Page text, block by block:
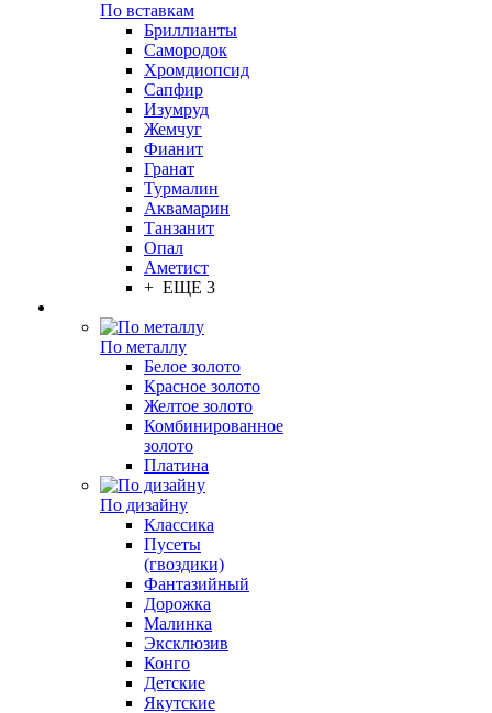
По вставкам
Бриллианты
Самородок
Хромдиопсид
Сапфир
Изумруд
Жемчуг
Фианит
Гранат
Турмалин
Аквамарин
Танзанит
Опал
Аметист
+ ЕЩЕ 3
По металлу
Белое золото
Красное золото
Желтое золото
Комбинированное
золото
Платина
По дизайну
Классика
Пусеты
(гвоздики)
Фантазийный
Дорожка
Малинка
Эксклюзив
Конго
Детские
Якутские